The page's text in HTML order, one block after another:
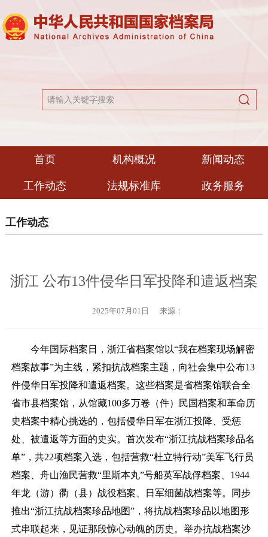
首页 机构概况 新闻动态
工作动态 法规标准库 政务服务
工作动态
浙江 公布13件侵华日军投降和遣返档案
2025年07月01日 来源：
今年国际档案日，浙江省档案馆以“我在档案现场解密
档案故事”为主线，紧扣抗战档案主题，向社会集中公布13
件侵华日军投降和遣返档案。这些档案是省档案馆联合全
省市县档案馆，从馆藏100多万卷（件）民国档案和革命历
史档案中精心挑选的，包括侵华日军在浙江投降、受惩
处、被遣返等方面的史实。首次发布“浙江抗战档案珍品名
单”，共22项档案入选，包括营救“杜立特行动”美军飞行员
档案、舟山渔民营救“里斯本丸”号船英军战俘档案、1944
年龙（游）衢（县）战役档案、日军细菌战档案等。同步
推出“浙江抗战档案珍品地图”，将抗战档案珍品以地图形
式串联起来，见证那段惊心动魄的历史。举办抗战档案沙